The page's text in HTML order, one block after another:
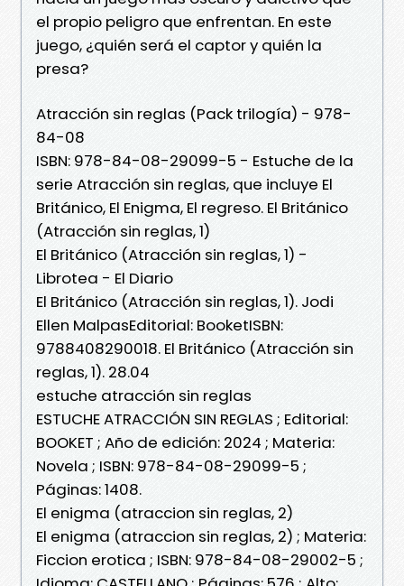
el propio peligro que enfrentan. En este
juego, ¿quién será el captor y quién la
presa?
Atracción sin reglas (Pack trilogía) - 978-
84-08
ISBN: 978-84-08-29099-5 - Estuche de la
serie Atracción sin reglas, que incluye El
Británico, El Enigma, El regreso. El Británico
(Atracción sin reglas, 1)
El Británico (Atracción sin reglas, 1) -
Librotea - El Diario
El Británico (Atracción sin reglas, 1). Jodi
Ellen MalpasEditorial: BooketISBN:
9788408290018. El Británico (Atracción sin
reglas, 1). 28.04
estuche atracción sin reglas
ESTUCHE ATRACCIÓN SIN REGLAS ; Editorial:
BOOKET ; Año de edición: 2024 ; Materia:
Novela ; ISBN: 978-84-08-29099-5 ;
Páginas: 1408.
El enigma (atraccion sin reglas, 2)
El enigma (atraccion sin reglas, 2) ; Materia:
Ficcion erotica ; ISBN: 978-84-08-29002-5 ;